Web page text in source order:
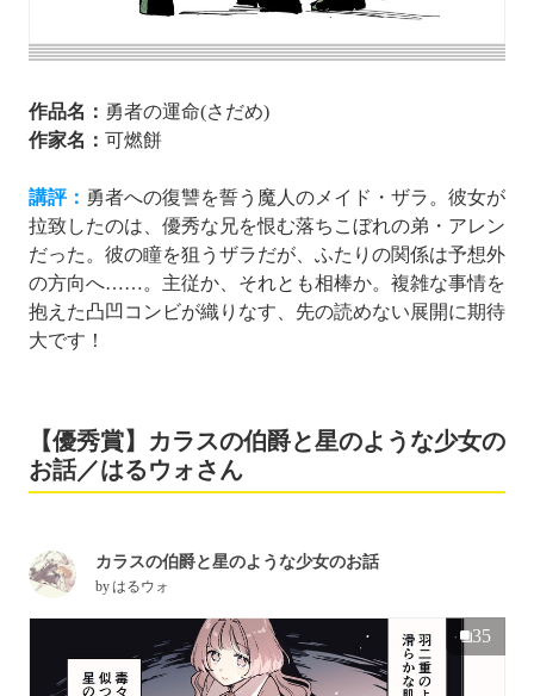
作品名： 勇者の運命(さだめ)
作家名： 可燃餅
講評： 勇者への復讐を誓う魔人のメイド・ザラ。彼女が
拉致したのは、優秀な兄を恨む落ちこぼれの弟・アレン
だった。彼の瞳を狙うザラだが、ふたりの関係は予想外
の方向へ……。主従か、それとも相棒か。複雑な事情を
抱えた凸凹コンビが織りなす、先の読めない展開に期待
大です！
【優秀賞】カラスの伯爵と星のような少女の
お話／はるウォさん
カラスの伯爵と星のような少女のお話
byはるウォ
35